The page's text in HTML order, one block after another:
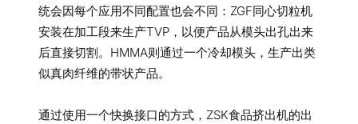
统会因每个应用不同配置也会不同：ZGF同心切粒机
安装在加工段来生产TVP，以便产品从模头出孔出来
后直接切割。HMMA则通过一个冷却模头，生产出类
似真肉纤维的带状产品。
通过使用一个快换接口的方式，ZSK食品挤出机的出